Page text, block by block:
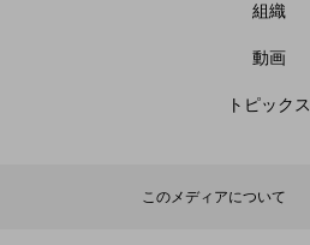
組織
動画
トピックス
このメディアについて